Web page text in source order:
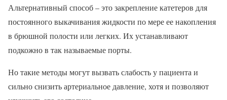
Альтернативный способ – это закрепление катетеров для
постоянного выкачивания жидкости по мере ее накопления
в брюшной полости или легких. Их устанавливают
подкожно в так называемые порты.
Но такие методы могут вызвать слабость у пациента и
сильно снизить артериальное давление, хотя и позволяют